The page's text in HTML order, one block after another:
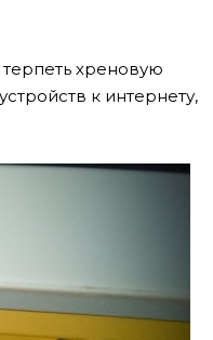
хреновую
к интернету,